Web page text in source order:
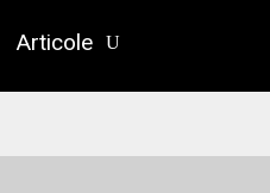
Articole